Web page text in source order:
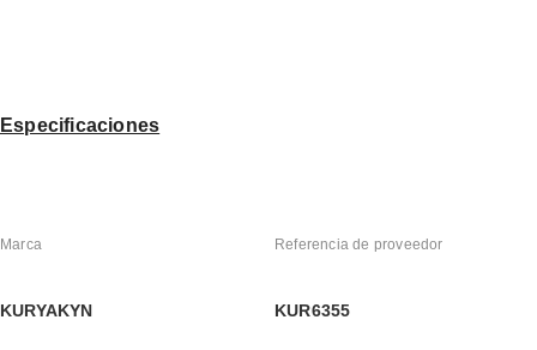
Especificaciones
Marca
KURYAKYN
Referencia de proveedor
KUR6355